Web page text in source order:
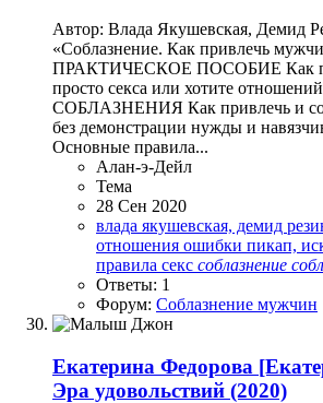
Автор: Влада Якушевская, Демид
«Соблазнение. Как привлечь
ПРАКТИЧЕСКОЕ ПОСОБИЕ Как
просто секса или хотите
СОБЛАЗНЕНИЯ Как привлечь и
без демонстрации нужды и
Основные правила...
Алан-э-Дейл
Тема
28 Сен 2020
влада якушевская, демид
отношения ошибки пикап,
правила секс соблазнение
Ответы: 1
Форум: Соблазнение мужчин
Екатерина Федорова
Эра удовольствий (2020)